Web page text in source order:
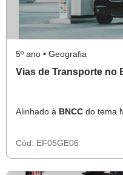
5º ano • Geografia
Vias de Transporte no
Alinhado à BNCC do tema
Cód: EF05GE06